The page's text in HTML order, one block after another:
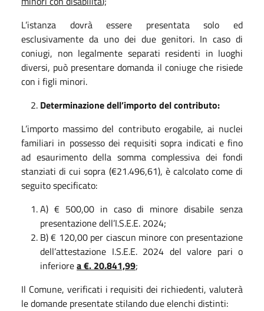
L’istanza dovrà essere presentata solo ed
esclusivamente da uno dei due genitori. In caso di
coniugi, non legalmente separati residenti in luoghi
diversi, può presentare domanda il coniuge che risiede
con i figli minori.
Determinazione dell’importo del contributo:
L’importo massimo del contributo erogabile, ai nuclei
familiari in possesso dei requisiti sopra indicati e fino
ad esaurimento della somma complessiva dei fondi
stanziati di cui sopra (€21.496,61), è calcolato come di
seguito specificato:
A) € 500,00 in caso di minore disabile senza
presentazione dell’I.S.E.E. 2024;
B) € 120,00 per ciascun minore con presentazione
dell’attestazione I.S.E.E. 2024 del valore pari o
inferiorea €. 20.841,99;
Il Comune, verificati i requisiti dei richiedenti, valuterà
le domande presentate stilando due elenchi distinti: